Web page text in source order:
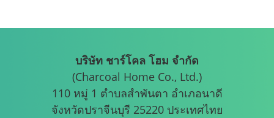
บริษัท ชาร์โคล โฮม จำกัด
(Charcoal Home Co., Ltd.)
110 หมู่ 1 ตำบลสำพันตา อำเภอนาดี
จังหวัดปราจีนบุรี 25220 ประเทศไทย